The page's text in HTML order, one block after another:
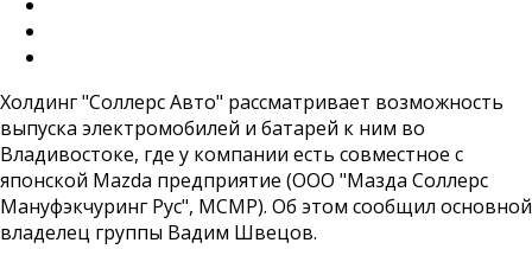
Холдинг "Соллерс Авто" рассматривает возможность
выпуска электромобилей и батарей к ним во
Владивостоке, где у компании есть совместное с
японской Mazda предприятие (ООО "Мазда Соллерс
Мануфэкчуринг Рус", МСМР). Об этом сообщил основной
владелец группы Вадим Швецов.